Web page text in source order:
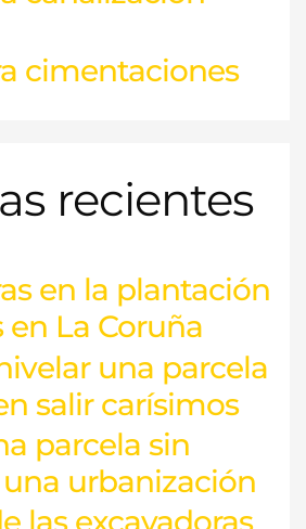
cimentaciones
recientes
en la plantación
La Coruña
una parcela
salir carísimos
parcela sin
urbanización